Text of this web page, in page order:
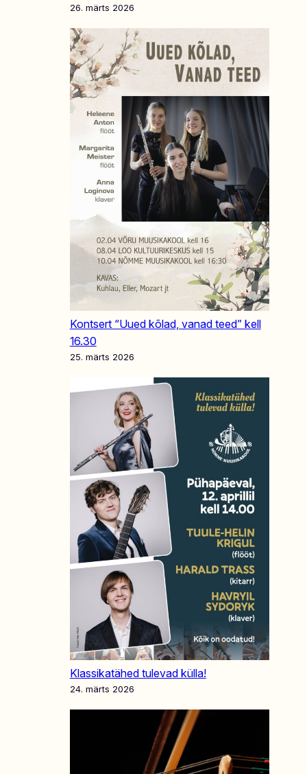
26. märts 2026
Kontsert “Uued kõlad, vanad teed” kell
16.30
25. märts 2026
Klassikatähed tulevad külla!
24. märts 2026